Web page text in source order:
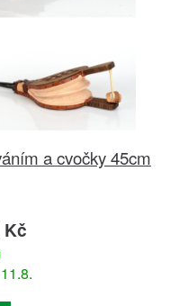
a cvočky 45cm
Kč